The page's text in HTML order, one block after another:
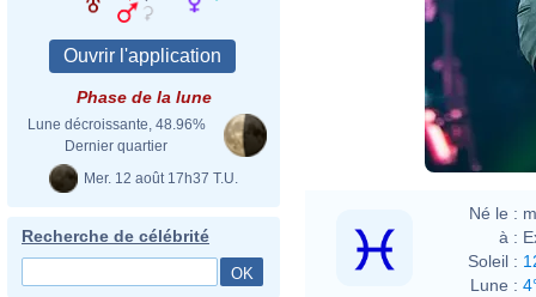
Phase de la lune
Lune décroissante, 48.96%
Dernier quartier
Mer. 12 août 17h37 T.U.
Recherche de célébrité
Né le :
à :
Soleil :
Lune :